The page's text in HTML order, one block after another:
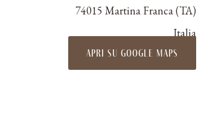
74015 Martina Franca (TA)
Italia
apri su google maps